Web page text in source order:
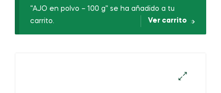
“AJO en polvo – 100 g” se ha añadido a tu
carrito.
Ver carrito